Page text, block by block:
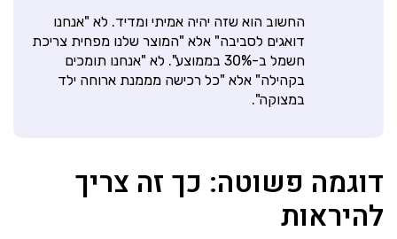
החשוב הוא שזה יהיה אמיתי ומדיד. לא "אנחנו
דואגים לסביבה" אלא "המוצר שלנו מפחית צריכת
חשמל ב-30% בממוצע". לא "אנחנו תומכים
בקהילה" אלא "כל רכישה מממנת ארוחה ילד
במצוקה".
דוגמה פשוטה: כך זה צריך
להיראות